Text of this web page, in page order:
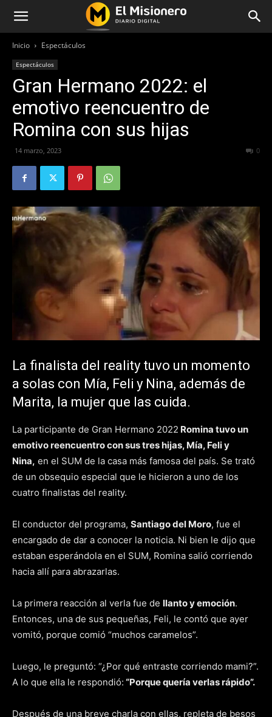
Inicio Espectáculos
Espectáculos
Gran Hermano 2022: el
emotivo reencuentro de
Romina con sus hijas
14 marzo, 2023 0
La finalista del reality tuvo un momento
a solas con Mía, Feli y Nina, además de
Marita, la mujer que las cuida.
La participante de Gran Hermano 2022 Romina tuvo un
emotivo reencuentro con sus tres hijas, Mía, Feli y
Nina, en el SUM de la casa más famosa del país. Se trató
de un obsequio especial que le hicieron a uno de los
cuatro finalistas del reality.
El conductor del programa, Santiago del Moro, fue el
encargado de dar a conocer la noticia. Ni bien le dijo que
estaban esperándola en el SUM, Romina salió corriendo
hacia allí para abrazarlas.
La primera reacción al verla fue de llanto y emoción.
Entonces, una de sus pequeñas, Feli, le contó que ayer
vomitó, porque comió “muchos caramelos”.
Luego, le preguntó: “¿Por qué entraste corriendo mami?”.
A lo que ella le respondió: “Porque quería verlas rápido”.
Después de una breve charla con ellas, repleta de besos